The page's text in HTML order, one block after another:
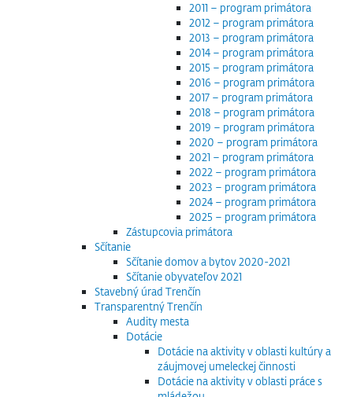
2011 – program primátora
2012 – program primátora
2013 – program primátora
2014 – program primátora
2015 – program primátora
2016 – program primátora
2017 – program primátora
2018 – program primátora
2019 – program primátora
2020 – program primátora
2021 – program primátora
2022 – program primátora
2023 – program primátora
2024 – program primátora
2025 – program primátora
Zástupcovia primátora
Sčítanie
Sčítanie domov a bytov 2020-2021
Sčítanie obyvateľov 2021
Stavebný úrad Trenčín
Transparentný Trenčín
Audity mesta
Dotácie
Dotácie na aktivity v oblasti kultúry a
záujmovej umeleckej činnosti
Dotácie na aktivity v oblasti práce s